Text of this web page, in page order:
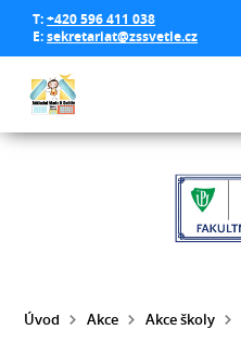
T:+420 596 411 038
E:sekretariat@zssvetle.cz
Úvod Akce Akce školy